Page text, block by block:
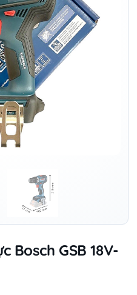
Bosch GSB 18V-